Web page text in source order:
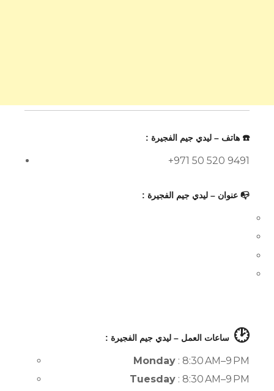
☎️ هاتف – ليدي جيم الفجيرة :
+971 50 520 9491
📭 عنوان – ليدي جيم الفجيرة :
🕑 ساعات العمل – ليدي جيم الفجيرة :
Monday : 8:30 AM–9 PM
Tuesday : 8:30 AM–9 PM